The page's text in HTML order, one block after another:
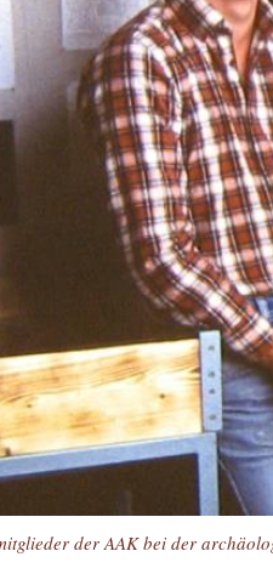
der AAK bei der